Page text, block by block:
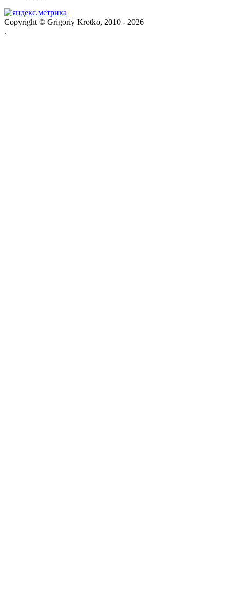
Copyright © Grigoriy Krotko, 2010 - 2026
.